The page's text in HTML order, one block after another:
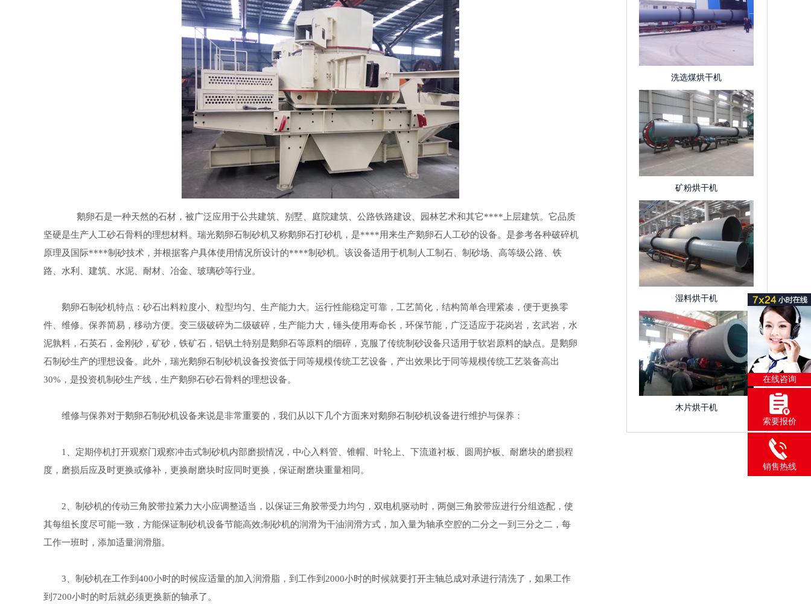
鹅卵石是一种天然的石材，被广泛应用于公共建筑、别墅、庭院建筑、公路铁路建设、园林艺术和其它****上层建筑。它品质
坚硬是生产人工砂石骨料的理想材料。瑞光鹅卵石制砂机又称鹅卵石打砂机，是****用来生产鹅卵石人工砂的设备。是参考各种破碎机
原理及国际****制砂技术，并根据客户具体使用情况所设计的****制砂机。该设备适用于机制人工制石、制砂场、高等级公路、铁
路、水利、建筑、水泥、耐材、冶金、玻璃砂等行业。
鹅卵石制砂机特点：砂石出料粒度小、粒型均匀、生产能力大。运行性能稳定可靠，工艺简化，结构简单合理紧凑，便于更换零
件、维修。保养简易，移动方便。变三级破碎为二级破碎，生产能力大，锤头使用寿命长，环保节能，广泛适应于花岗岩，玄武岩，水
泥孰料，石英石，金刚砂，矿砂，铁矿石，铝钒土特别是鹅卵石等原料的细碎，克服了传统制砂设备只适用于软岩原料的缺点。是鹅卵
石制砂生产的理想设备。此外，瑞光鹅卵石制砂机设备投资低于同等规模传统工艺设备，产出效果比于同等规模传统工艺装备高出
30%，是投资机制砂生产线，生产鹅卵石砂石骨料的理想设备。
维修与保养对于鹅卵石制砂机设备来说是非常重要的，我们从以下几个方面来对鹅卵石制砂机设备进行维护与保养：
1、定期停机打开观察门观察冲击式制砂机内部磨损情况，中心入料管、锥帽、叶轮上、下流道衬板、圆周护板、耐磨块的磨损程
度，磨损后应及时更换或修补，更换耐磨块时应同时更换，保证耐磨块重量相同。
2、制砂机的传动三角胶带拉紧力大小应调整适当，以保证三角胶带受力均匀，双电机驱动时，两侧三角胶带应进行分组选配，使
其每组长度尽可能一致，方能保证制砂机设备节能高效;制砂机的润滑为干油润滑方式，加入量为轴承空腔的二分之一到三分之二，每
工作一班时，添加适量润滑脂。
3、制砂机在工作到400小时的时候应适量的加入润滑脂，到工作到2000小时的时候就要打开主轴总成对承进行清洗了，如果工作
到7200小时的时后就必须更换新的轴承了。
洗选煤烘干机
矿粉烘干机
湿料烘干机
木片烘干机
在线咨询
索要报价
销售热线